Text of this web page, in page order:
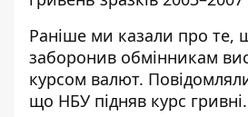
Раніше ми казали про те,
заборонив обмінникам
курсом валют.
що НБУ підняв курс гривні.